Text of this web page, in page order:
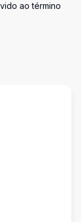
ao término